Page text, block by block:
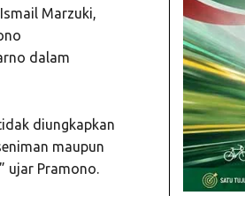
Marzuki,
dalam
diungkapkan
maupun
ujar Pramono.